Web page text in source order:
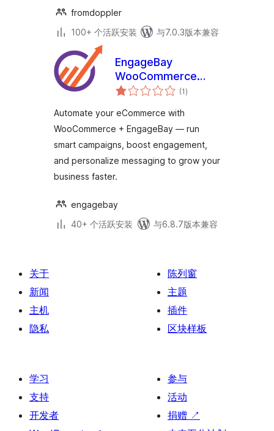
fromdoppler
100+ 个活跃安装
与7.0.3版本兼容
EngageBay
WooCommerce
Addon
(1总
评)
Automate your eCommerce with
WooCommerce + EngageBay — run
smart campaigns, boost engagement,
and personalize messaging to grow your
business faster.
engagebay
40+ 个活跃安装
与6.8.7版本兼容
关于
新闻
主机
隐私
陈列窗
主题
插件
区块样板
学习
支持
开发者
参与
活动
捐赠 ↗